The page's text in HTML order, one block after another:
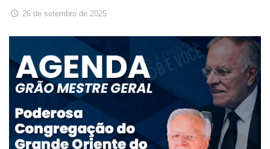
26 de setembro de 2025